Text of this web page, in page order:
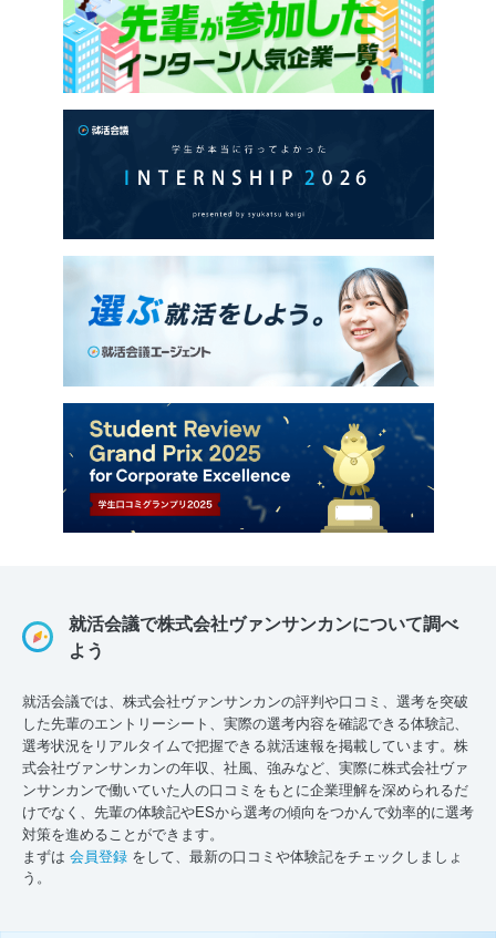
就活会議で株式会社ヴァンサンカンについて調べ
よう
就活会議では、株式会社ヴァンサンカンの評判や口コミ、選考を突破
した先輩のエントリーシート、実際の選考内容を確認できる体験記、
選考状況をリアルタイムで把握できる就活速報を掲載しています。株
式会社ヴァンサンカンの年収、社風、強みなど、実際に株式会社ヴァ
ンサンカンで働いていた人の口コミをもとに企業理解を深められるだ
けでなく、先輩の体験記やESから選考の傾向をつかんで効率的に選考
対策を進めることができます。
まずは 会員登録 をして、最新の口コミや体験記をチェックしましょ
う。